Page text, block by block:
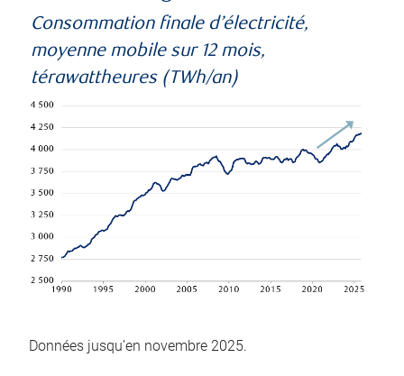
Consommation finale d’électricité,
moyenne mobile sur 12 mois,
térawattheures (TWh/an)
Données jusqu’en novembre 2025.